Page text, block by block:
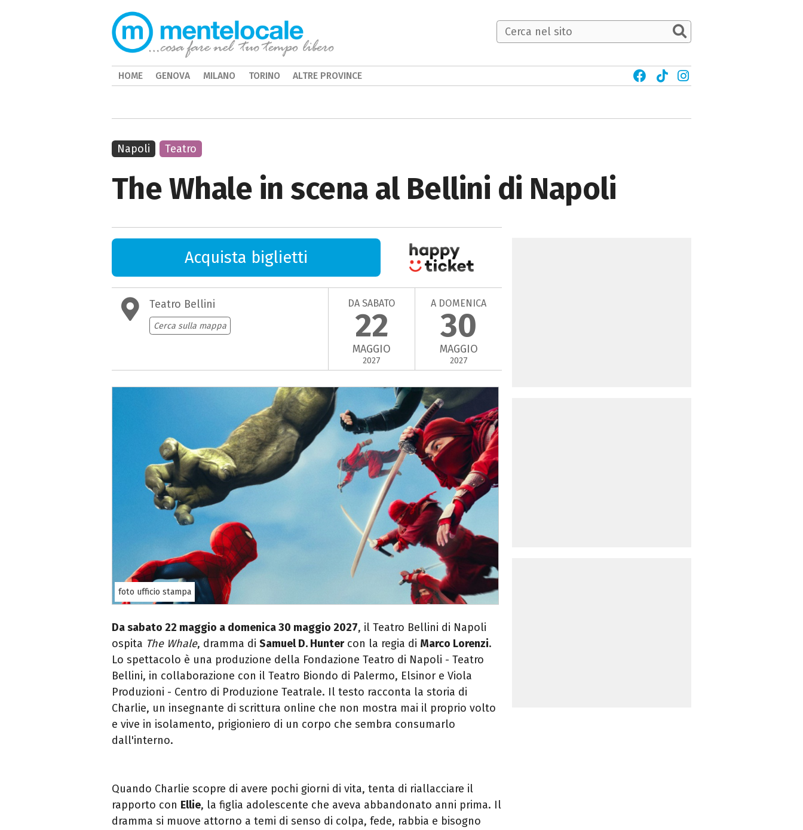
The Whale in scena al Bellini di Napoli
Acquista biglietti
Teatro Bellini
Cerca sulla mappa
DA SABATO
22
MAGGIO
2027
A DOMENICA
30
MAGGIO
2027
foto ufficio stampa
Da sabato 22 maggio a domenica 30 maggio 2027, il Teatro Bellini di Napoli
ospita The Whale, dramma di Samuel D. Huntercon la regia di Marco Lorenzi.
Lo spettacolo è una produzione della Fondazione Teatro di Napoli - Teatro
Bellini, in collaborazione con il Teatro Biondo di Palermo, Elsinor e Viola
Produzioni - Centro di Produzione Teatrale. Il testo racconta la storia di
Charlie, un insegnante di scrittura online che non mostra mai il proprio volto
e vive in isolamento, prigioniero di un corpo che sembra consumarlo
dall'interno.
Quando Charlie scopre di avere pochi giorni di vita, tenta di riallacciare il
rapporto con Ellie, la figlia adolescente che aveva abbandonato anni prima. Il
dramma si muove attorno a temi di senso di colpa, fede, rabbia e bisogno
Napoli Teatro
HOME GENOVA MILANO TORINO ALTRE PROVINCE